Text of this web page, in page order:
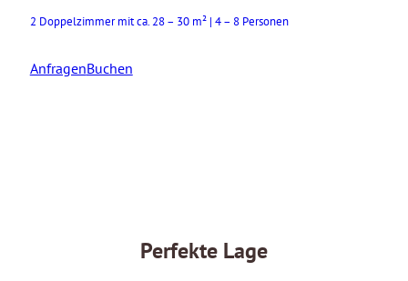
2 Doppelzimmer mit ca. 28 – 30 m² | 4 – 8 Personen
AnfragenBuchen
Perfekte Lage